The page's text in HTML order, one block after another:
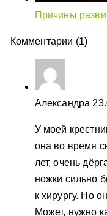
Причины
Комментарии (1)
Александра
У моей
она во время
лет, очень
ножки сильно
к хирургу. Но
Может, нужно